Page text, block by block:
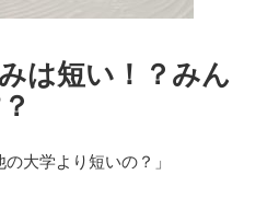
は短い！？みん
大学より短いの？」